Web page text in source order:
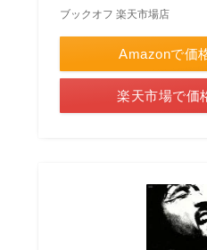
ブックオフ 楽天市場店
Amazonで価
楽天市場で価